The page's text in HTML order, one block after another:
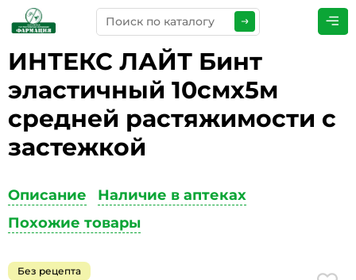
ИНТЕКС ЛАЙТ Бинт
эластичный 10смх5м
средней растяжимости с
застежкой
Описание
Наличие в аптеках
Похожие товары
Без рецепта
ПРЕДСТАВЬТЕСЬ*
ТЕЛЕФОН*
ЭЛЕКТРОННАЯ ПОЧТА